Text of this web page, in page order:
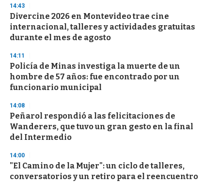
s
e
c
o
n
14:43
Divercine 2026 en Montevideo trae cine
internacional, talleres y actividades gratuitas
durante el mes de agosto
14:11
Policía de Minas investiga la muerte de un
hombre de 57 años: fue encontrado por un
funcionario municipal
14:08
Peñarol respondió a las felicitaciones de
Wanderers, que tuvo un gran gesto en la final
del Intermedio
14:00
"El Camino de la Mujer": un ciclo de talleres,
conversatorios y un retiro para el reencuentro